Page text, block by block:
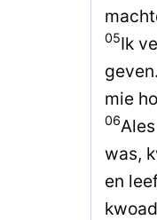
05Ik
mie
06
was,
en